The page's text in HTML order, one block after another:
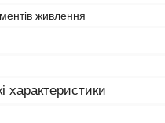
живлення
характеристики